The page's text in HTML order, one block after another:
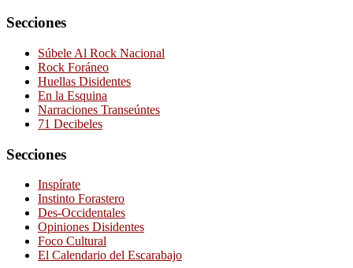
Secciones
Súbele Al Rock Nacional
Rock Foráneo
Huellas Disidentes
En la Esquina
Narraciones Transeúntes
71 Decibeles
Secciones
Inspírate
Instinto Forastero
Des-Occidentales
Opiniones Disidentes
Foco Cultural
El Calendario del Escarabajo